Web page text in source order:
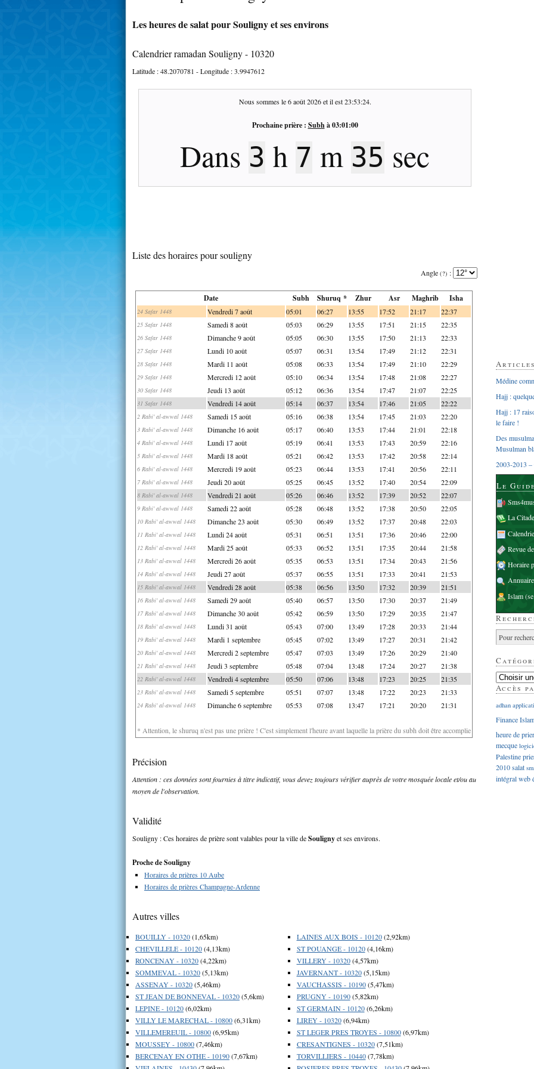
Les heures de salat pour Souligny et ses environs
Calendrier ramadan Souligny - 10320
Latitude :48.2070781 - Longitude :3.9947612
Nous sommes le6 août 2026et il est23:53:25.
Prochaine prière : Subhà03:01:00
Dans 3 h 7 m 34 sec
Liste des horaires pour souligny
Angle (?) :
Date Subh Shuruq * Zhur Asr Maghrib Isha
24 Safar 1448 Vendredi 7 août 05:01 06:27 13:55 17:52 21:17 22:37
25 Safar 1448 Samedi 8 août 05:03 06:29 13:55 17:51 21:15 22:35
26 Safar 1448 Dimanche 9 août 05:05 06:30 13:55 17:50 21:13 22:33
27 Safar 1448 Lundi 10 août 05:07 06:31 13:54 17:49 21:12 22:31
28 Safar 1448 Mardi 11 août 05:08 06:33 13:54 17:49 21:10 22:29
29 Safar 1448 Mercredi 12 août 05:10 06:34 13:54 17:48 21:08 22:27
30 Safar 1448 Jeudi 13 août 05:12 06:36 13:54 17:47 21:07 22:25
31 Safar 1448 Vendredi 14 août 05:14 06:37 13:54 17:46 21:05 22:22
2 Rabi' al-awwal 1448 Samedi 15 août 05:16 06:38 13:54 17:45 21:03 22:20
3 Rabi' al-awwal 1448 Dimanche 16 août 05:17 06:40 13:53 17:44 21:01 22:18
4 Rabi' al-awwal 1448 Lundi 17 août 05:19 06:41 13:53 17:43 20:59 22:16
5 Rabi' al-awwal 1448 Mardi 18 août 05:21 06:42 13:53 17:42 20:58 22:14
6 Rabi' al-awwal 1448 Mercredi 19 août 05:23 06:44 13:53 17:41 20:56 22:11
7 Rabi' al-awwal 1448 Jeudi 20 août 05:25 06:45 13:52 17:40 20:54 22:09
8 Rabi' al-awwal 1448 Vendredi 21 août 05:26 06:46 13:52 17:39 20:52 22:07
9 Rabi' al-awwal 1448 Samedi 22 août 05:28 06:48 13:52 17:38 20:50 22:05
10 Rabi' al-awwal 1448 Dimanche 23 août 05:30 06:49 13:52 17:37 20:48 22:03
11 Rabi' al-awwal 1448 Lundi 24 août 05:31 06:51 13:51 17:36 20:46 22:00
12 Rabi' al-awwal 1448 Mardi 25 août 05:33 06:52 13:51 17:35 20:44 21:58
13 Rabi' al-awwal 1448 Mercredi 26 août 05:35 06:53 13:51 17:34 20:43 21:56
14 Rabi' al-awwal 1448 Jeudi 27 août 05:37 06:55 13:51 17:33 20:41 21:53
15 Rabi' al-awwal 1448 Vendredi 28 août 05:38 06:56 13:50 17:32 20:39 21:51
16 Rabi' al-awwal 1448 Samedi 29 août 05:40 06:57 13:50 17:30 20:37 21:49
17 Rabi' al-awwal 1448 Dimanche 30 août 05:42 06:59 13:50 17:29 20:35 21:47
18 Rabi' al-awwal 1448 Lundi 31 août 05:43 07:00 13:49 17:28 20:33 21:44
19 Rabi' al-awwal 1448 Mardi 1 septembre 05:45 07:02 13:49 17:27 20:31 21:42
20 Rabi' al-awwal 1448 Mercredi 2 septembre 05:47 07:03 13:49 17:26 20:29 21:40
21 Rabi' al-awwal 1448 Jeudi 3 septembre 05:48 07:04 13:48 17:24 20:27 21:38
22 Rabi' al-awwal 1448 Vendredi 4 septembre 05:50 07:06 13:48 17:23 20:25 21:35
23 Rabi' al-awwal 1448 Samedi 5 septembre 05:51 07:07 13:48 17:22 20:23 21:33
24 Rabi' al-awwal 1448 Dimanche 6 septembre 05:53 07:08 13:47 17:21 20:20 21:31
* Attention, le shuruq n'est pas une prière ! C'est simplement l'heure avant laquelle la prière du subh doit être accomplie
Précision
Attention : ces données sont fournies à titre indicatif, vous devez toujours vérifier auprès de votre mosquée locale et/ou au
moyen de l'observation.
Validité
Souligny : Ces horaires de prière sont valables pour la ville deSoulignyet ses environs.
Proche de Souligny
Horaires de prières 10 Aube
Horaires de prières Champagne-Ardenne
Autres villes
BOUILLY - 10320(1,65km)
CHEVILLELE - 10120(4,13km)
RONCENAY - 10320(4,22km)
SOMMEVAL - 10320(5,13km)
ASSENAY - 10320(5,46km)
ST JEAN DE BONNEVAL - 10320(5,6km)
LEPINE - 10120(6,02km)
VILLY LE MARECHAL - 10800(6,31km)
VILLEMEREUIL - 10800(6,95km)
MOUSSEY - 10800(7,46km)
BERCENAY EN OTHE - 10190(7,67km)
LAINES AUX BOIS - 10120(2,92km)
ST POUANGE - 10120(4,16km)
VILLERY - 10320(4,57km)
JAVERNANT - 10320(5,15km)
VAUCHASSIS - 10190(5,47km)
PRUGNY - 10190(5,82km)
ST GERMAIN - 10120(6,26km)
LIREY - 10320(6,94km)
ST LEGER PRES TROYES - 10800(6,97km)
CRESANTIGNES - 10320(7,51km)
TORVILLIERS - 10440(7,78km)
Médine
Hajj :
Hajj : 17
le faire !
Des
Musulman
2003-2013 –
Le
La
Revue
Horaire
Islam
Accès
adhan
Finance
heure de
mecque
Palestine
2010salat
intégralweb